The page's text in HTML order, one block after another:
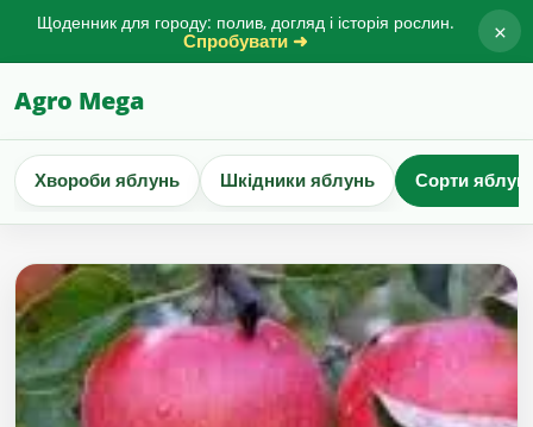
Щоденник для городу: полив, догляд і історія рослин.
Спробувати ➜ ×
Agro Mega
Хвороби яблунь Шкідники яблунь Сорти